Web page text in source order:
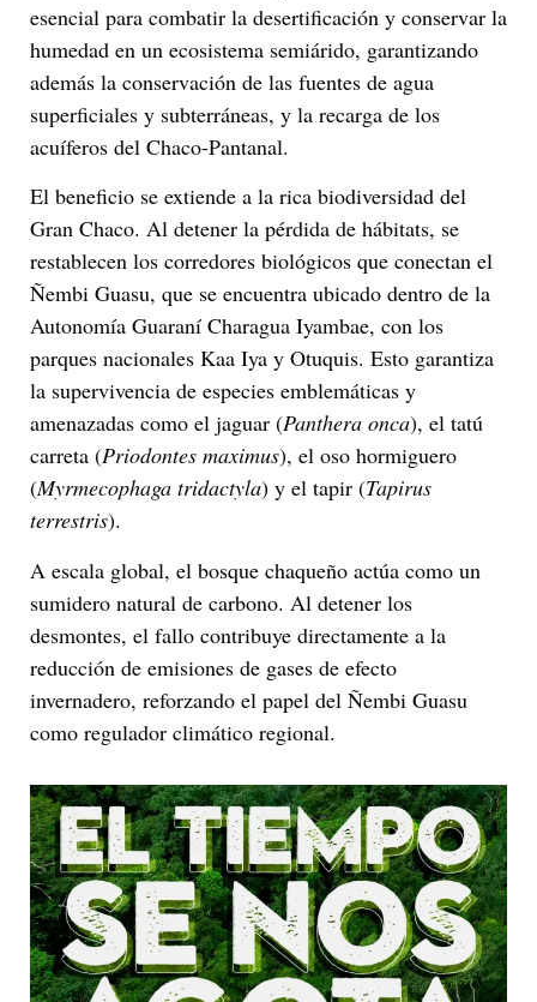
esencial para combatir la desertificación y conservar la
humedad en un ecosistema semiárido, garantizando
además la conservación de las fuentes de agua
superficiales y subterráneas, y la recarga de los
acuíferos del Chaco-Pantanal.
El beneficio se extiende a la rica biodiversidad del
Gran Chaco. Al detener la pérdida de hábitats, se
restablecen los corredores biológicos que conectan el
Ñembi Guasu, que se encuentra ubicado dentro de la
Autonomía Guaraní Charagua Iyambae, con los
parques nacionales Kaa Iya y Otuquis. Esto garantiza
la supervivencia de especies emblemáticas y
amenazadas como el jaguar (Panthera onca), el tatú
carreta (Priodontes maximus), el oso hormiguero
(Myrmecophaga tridactyla) y el tapir (Tapirus
terrestris).
A escala global, el bosque chaqueño actúa como un
sumidero natural de carbono. Al detener los
desmontes, el fallo contribuye directamente a la
reducción de emisiones de gases de efecto
invernadero, reforzando el papel del Ñembi Guasu
como regulador climático regional.